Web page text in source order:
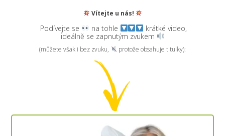
Vítejte u nás!
Podívejte se na tohle
krátké video,
ideálně se zapnutým zvukem
(můžete však i bez zvuku, protože obsahuje titulky):